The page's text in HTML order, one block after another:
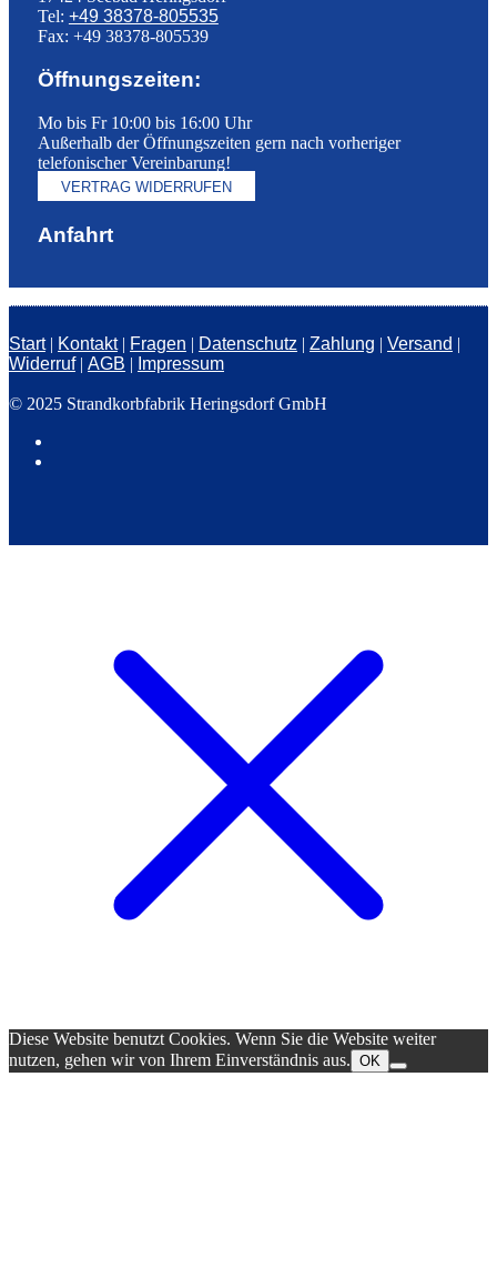
Tel: +49 38378-805535
Fax: +49 38378-805539
Öffnungszeiten:
Mo bis Fr 10:00 bis 16:00 Uhr
Außerhalb der Öffnungszeiten gern nach vorheriger
telefonischer Vereinbarung!
VERTRAG WIDERRUFEN
Anfahrt
Start| Kontakt| Fragen | Datenschutz | Zahlung | Versand |
Widerruf| AGB | Impressum
© 2025 Strandkorbfabrik Heringsdorf GmbH
Diese Website benutzt Cookies. Wenn Sie die Website weiter
nutzen, gehen wir von Ihrem Einverständnis aus. OK